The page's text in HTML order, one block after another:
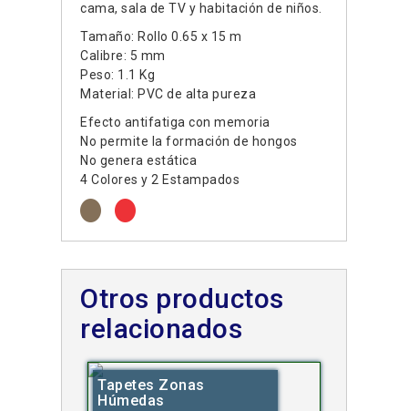
cama, sala de TV y habitación de niños.
Tamaño: Rollo 0.65 x 15 m
Calibre: 5 mm
Peso: 1.1 Kg
Material: PVC de alta pureza
Efecto antifatiga con memoria
No permite la formación de hongos
No genera estática
4 Colores y 2 Estampados
Otros productos
relacionados
Tapetes Zonas
Húmedas